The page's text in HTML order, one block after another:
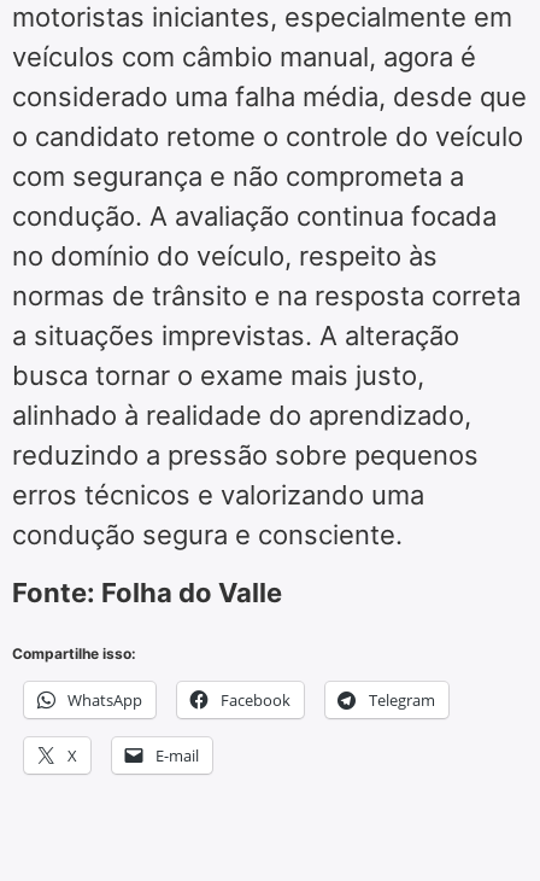
motoristas iniciantes, especialmente em
veículos com câmbio manual, agora é
considerado uma falha média, desde que
o candidato retome o controle do veículo
com segurança e não comprometa a
condução. A avaliação continua focada
no domínio do veículo, respeito às
normas de trânsito e na resposta correta
a situações imprevistas. A alteração
busca tornar o exame mais justo,
alinhado à realidade do aprendizado,
reduzindo a pressão sobre pequenos
erros técnicos e valorizando uma
condução segura e consciente.
Fonte: Folha do Valle
Compartilhe isso:
WhatsApp Facebook Telegram
X E-mail